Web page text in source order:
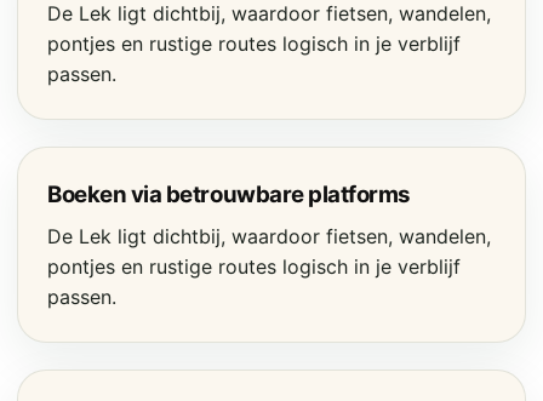
De Lek ligt dichtbij, waardoor fietsen, wandelen,
pontjes en rustige routes logisch in je verblijf
passen.
Boeken via betrouwbare platforms
De Lek ligt dichtbij, waardoor fietsen, wandelen,
pontjes en rustige routes logisch in je verblijf
passen.